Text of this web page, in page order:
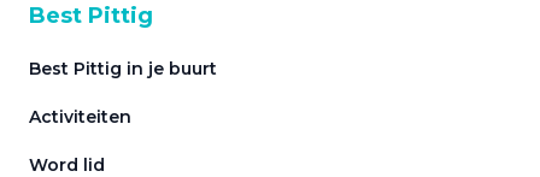
Best Pittig
Best Pittig in je buurt
Activiteiten
Word lid